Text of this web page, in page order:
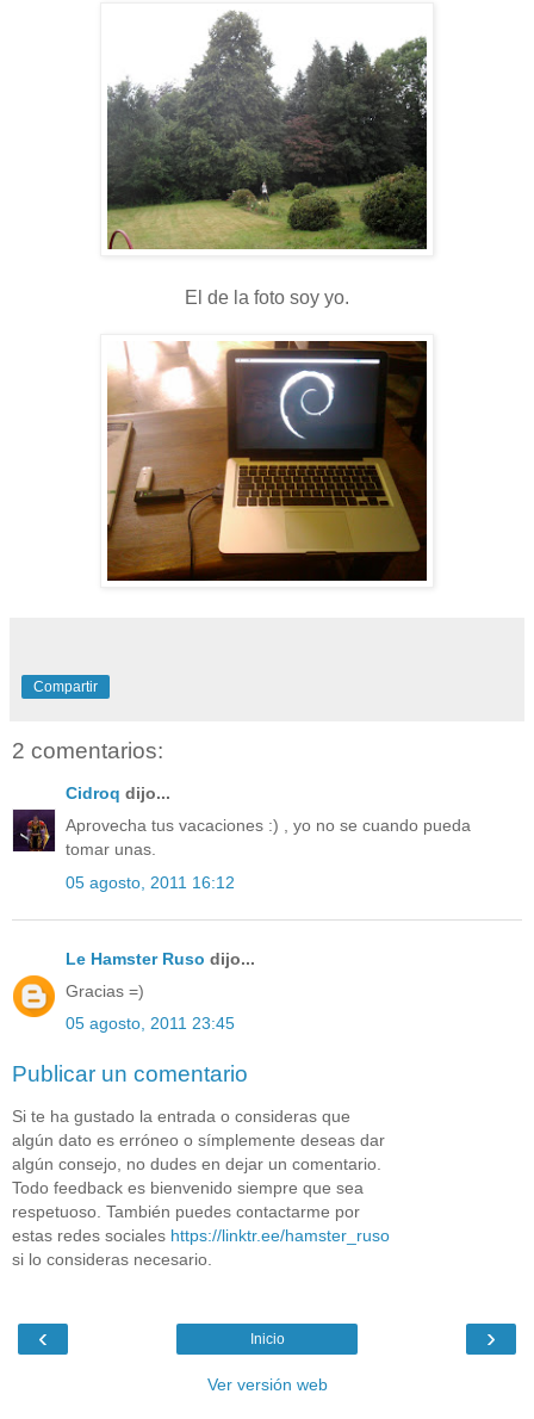
El de la foto soy yo.
Compartir
2 comentarios:
Cidroq dijo...
Aprovecha tus vacaciones :) , yo no se cuando pueda
tomar unas.
05 agosto, 2011 16:12
Le Hamster Ruso dijo...
Gracias =)
05 agosto, 2011 23:45
Publicar un comentario
Si te ha gustado la entrada o consideras que
algún dato es erróneo o símplemente deseas dar
algún consejo, no dudes en dejar un comentario.
Todo feedback es bienvenido siempre que sea
respetuoso. También puedes contactarme por
estas redes sociales https://linktr.ee/hamster_ruso
si lo consideras necesario.
‹ ›
Inicio
Ver versión web